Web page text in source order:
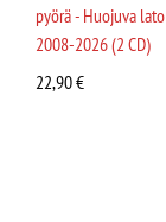
pyörä - Huojuva lato
2008-2026 (2 CD)
22,90€